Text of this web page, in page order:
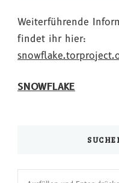
Weiterführende
findet ihr hier:
SNOWFLAKE